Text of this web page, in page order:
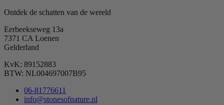
Ontdek de schatten van de wereld
Eerbeekseweg 13a
7371 CA Loenen
Gelderland
KvK: 89152883
BTW: NL004697007B95
06-81776611
info@stonesofnature.nl